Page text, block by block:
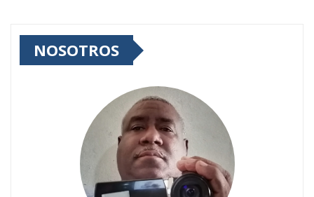
NOSOTROS